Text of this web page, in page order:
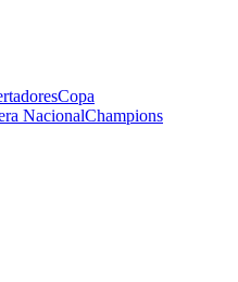
Copa
NacionalChampions